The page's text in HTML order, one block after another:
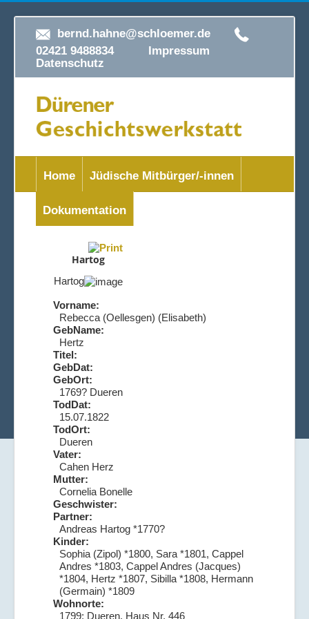
bernd.hahne@schloemer.de
02421 9488834 Impressum
Datenschutz
Home Jüdische Mitbürger/-innen
Dokumentation
Hartog
Hartog
Vorname:
Rebecca (Oellesgen) (Elisabeth)
GebName:
Hertz
Titel:
GebDat:
GebOrt:
1769? Dueren
TodDat:
15.07.1822
TodOrt:
Dueren
Vater:
Cahen Herz
Mutter:
Cornelia Bonelle
Geschwister:
Partner:
Andreas Hartog *1770?
Kinder:
Sophia (Zipol) *1800, Sara *1801, Cappel
Andres *1803, Cappel Andres (Jacques)
*1804, Hertz *1807, Sibilla *1808, Hermann
(Germain) *1809
Wohnorte:
1799: Dueren, Haus Nr. 446